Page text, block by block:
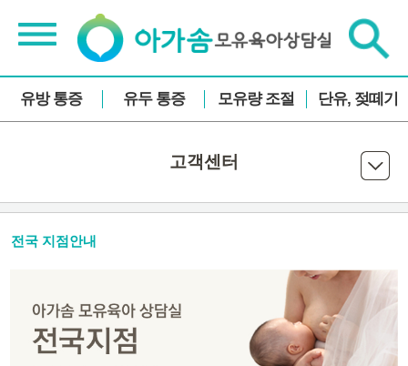
유방 통증 유두 통증 모유량 조절 단유, 젖떼기
고객센터
전국 지점안내